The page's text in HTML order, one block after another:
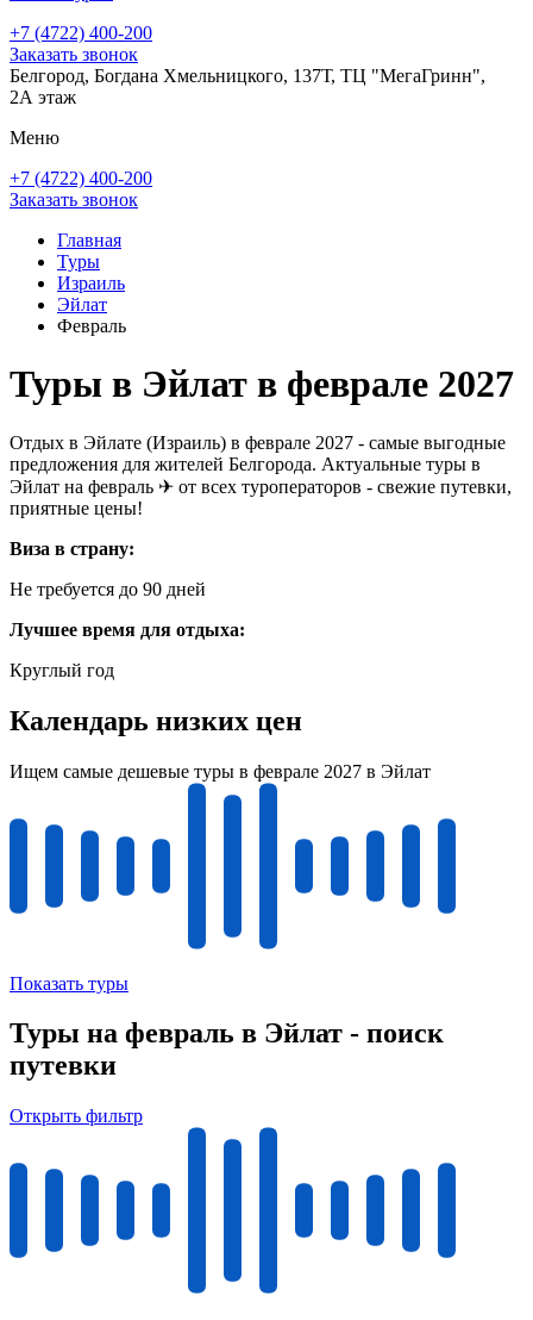
+7 (4722) 400-200
Заказать звонок
Белгород, Богдана Хмельницкого, 137Т, ТЦ "МегаГринн",
2А этаж
Меню
+7 (4722) 400-200
Заказать звонок
Главная
Туры
Израиль
Эйлат
Февраль
Туры в Эйлат в феврале 2027
Отдых в Эйлате (Израиль) в феврале 2027 - самые выгодные
предложения для жителей Белгорода. Актуальные туры в
Эйлат на февраль ✈ от всех туроператоров - свежие путевки,
приятные цены!
Виза в страну:
Не требуется до 90 дней
Лучшее время для отдыха:
Круглый год
Календарь низких цен
Ищем самые дешевые туры в феврале 2027 в Эйлат
Показать туры
Туры на февраль в Эйлат - поиск
путевки
Открыть фильтр